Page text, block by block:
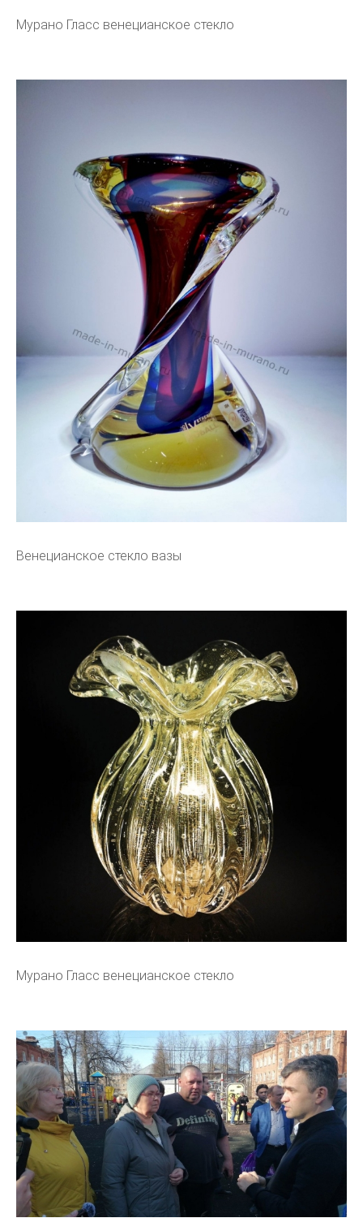
Мурано Гласс венецианское стекло
Венецианское стекло вазы
Мурано Гласс венецианское стекло